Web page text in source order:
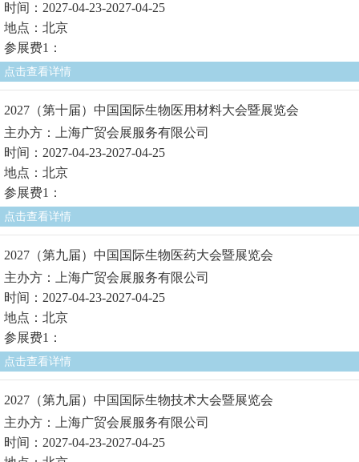
时间：2027-04-23-2027-04-25
地点：北京
参展费1：
点击查看详情
2027（第十届）中国国际生物医用材料大会暨展览会
主办方：上海广贸会展服务有限公司
时间：2027-04-23-2027-04-25
地点：北京
参展费1：
点击查看详情
2027（第九届）中国国际生物医药大会暨展览会
主办方：上海广贸会展服务有限公司
时间：2027-04-23-2027-04-25
地点：北京
参展费1：
点击查看详情
2027（第九届）中国国际生物技术大会暨展览会
主办方：上海广贸会展服务有限公司
时间：2027-04-23-2027-04-25